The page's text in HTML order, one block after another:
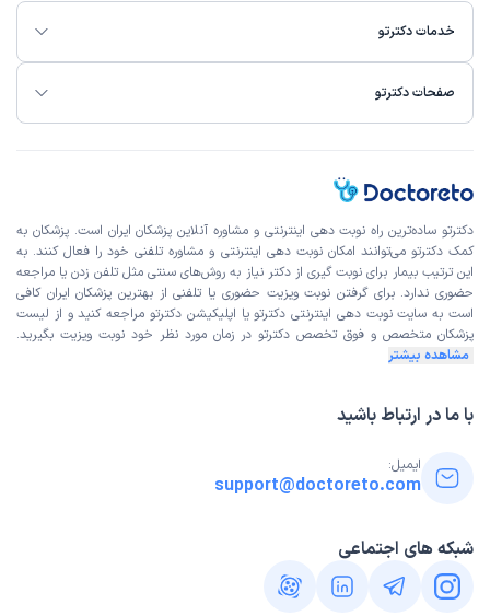
خدمات دکترتو
صفحات دکترتو
دکترتو ساده‌ترین راه نوبت‌ دهی اینترنتی و مشاوره آنلاین پزشکان ایران است. پزشکان به
کمک دکترتو می‌توانند امکان نوبت دهی اینترنتی و مشاوره تلفنی خود را فعال کنند. به
این ترتیب بیمار برای نوبت گیری از دکتر نیاز به روش‌های سنتی مثل تلفن زدن یا مراجعه
حضوری ندارد. برای گرفتن نوبت ویزیت حضوری یا تلفنی از بهترین پزشکان ایران کافی
است به سایت نوبت دهی اینترنتی دکترتو یا اپلیکیشن دکترتو مراجعه کنید و از لیست
پزشکان متخصص و فوق تخصص دکترتو در زمان مورد نظر خود نوبت ویزیت بگیرید.
مشاهده بیشتر
با ما در ارتباط باشید
ایمیل:
support@doctoreto.com
شبکه های اجتماعی